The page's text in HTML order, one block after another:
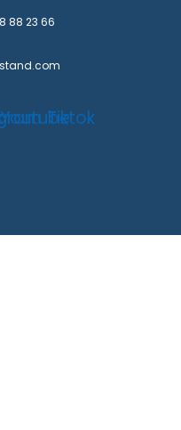
88 23 66
YoutubeTiktok